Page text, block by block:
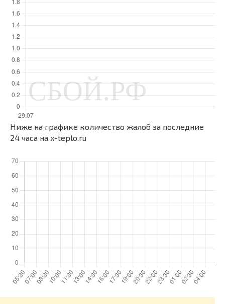
Ниже на графике количество жалоб за последние
24 часа на x-teplo.ru